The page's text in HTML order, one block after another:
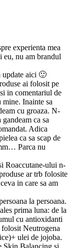
experienta mea
eu, nu am brandul
update aici 🙂
ai folosit pe
in comentariul de
mine. Inainte sa
cu groaza. N-
ca sa
Adica
ca sa scap de
Parca nu
Roaccutane-ului n-
ar trb folosite
in care sa am
la persoana.
prima luna: de la
cu antioxidanti
folosit Neutrogena
ulei de jojoba.
Skin Balancing si